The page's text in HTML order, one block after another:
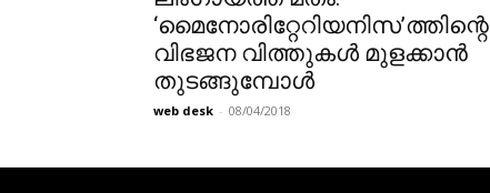
‘മൈനോരിറ്റേറിയനിസ’ത്തിന്റെ
വിഭജന വിത്തുകൾ മുളക്കാൻ
തുടങ്ങുമ്പോൾ
web desk - 08/04/2018